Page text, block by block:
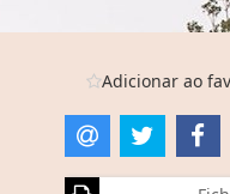
Adicionar ao